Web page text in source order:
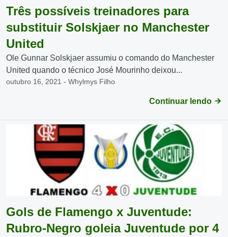
Três possíveis treinadores para
substituir Solskjaer no Manchester
United
Ole Gunnar Solskjaer assumiu o comando do Manchester
United quando o técnico José Mourinho deixou...
outubro 16, 2021 - Whylmys Filho
Continuar lendo
Gols de Flamengo x Juventude:
Rubro-Negro goleia Juventude por 4